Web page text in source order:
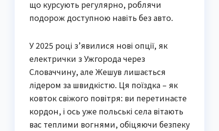
що курсують регулярно, роблячи
подорож доступною навіть без авто.
У 2025 році з’явилися нові опції, як
електрички з Ужгорода через
Словаччину, але Жешув лишається
лідером за швидкістю. Ця поїздка – як
ковток свіжого повітря: ви перетинаєте
кордон, і ось уже польські села вітають
вас теплими вогнями, обіцяючи безпеку